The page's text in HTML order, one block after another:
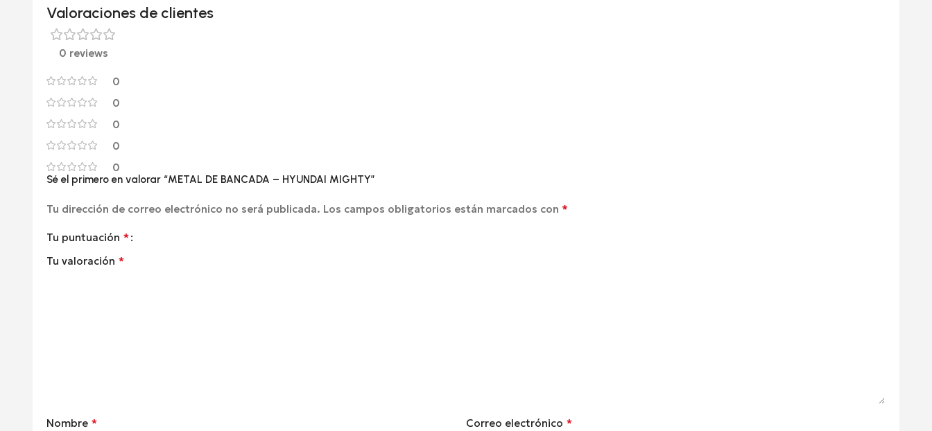
Valoraciones de clientes
0 reviews
0
0
0
0
0
Sé el primero en valorar “METAL DE BANCADA – HYUNDAI MIGHTY”
Tu dirección de correo electrónico no será publicada. Los campos obligatorios están marcados con *
Tu puntuación *
Tu valoración *
Nombre * Correo electrónico *